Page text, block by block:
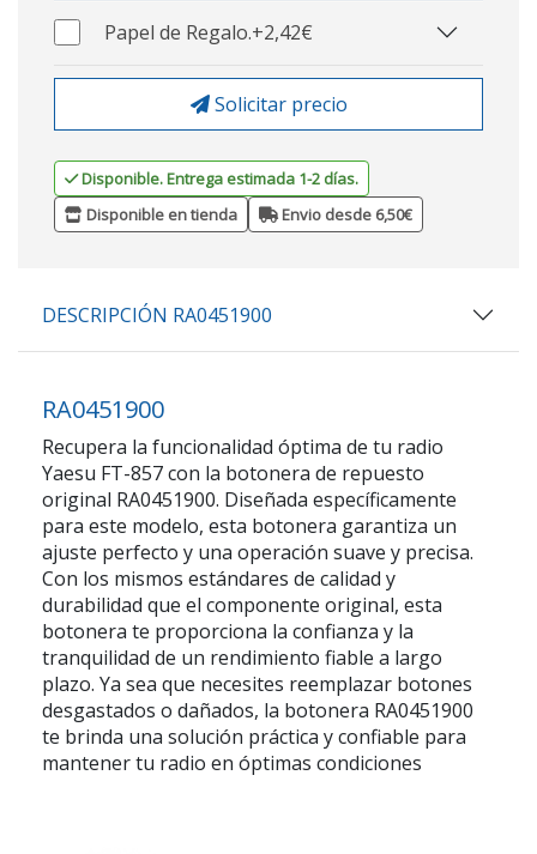
Papel de Regalo.+2,42€
Solicitar precio
Disponible. Entrega estimada 1-2 días.
Disponible en tienda
Envio desde 6,50€
DESCRIPCIÓN RA0451900
RA0451900
Recupera la funcionalidad óptima de tu radio
Yaesu FT-857 con la botonera de repuesto
original RA0451900. Diseñada específicamente
para este modelo, esta botonera garantiza un
ajuste perfecto y una operación suave y precisa.
Con los mismos estándares de calidad y
durabilidad que el componente original, esta
botonera te proporciona la confianza y la
tranquilidad de un rendimiento fiable a largo
plazo. Ya sea que necesites reemplazar botones
desgastados o dañados, la botonera RA0451900
te brinda una solución práctica y confiable para
mantener tu radio en óptimas condiciones